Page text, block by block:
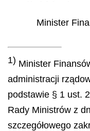
Minister
1) Minister
administracji
podstawie § 1 ust.
Rady Ministrów z
szczegółowego